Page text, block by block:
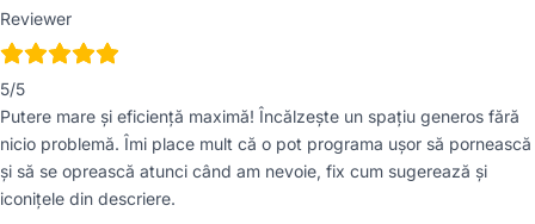
Reviewer
5/5
Putere mare și eficiență maximă! Încălzește un spațiu generos fără
nicio problemă. Îmi place mult că o pot programa ușor să pornească
și să se oprească atunci când am nevoie, fix cum sugerează și
iconițele din descriere.